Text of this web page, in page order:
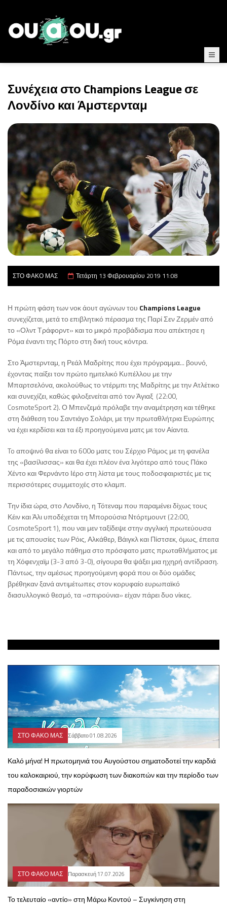
Συνέχεια στο Champions League σε
Λονδίνο και Άμστερνταμ
ΣΤΟ ΦΑΚΟ ΜΑΣ Τετάρτη 13 Φεβρουαρίου 2019 11:08
Η πρώτη φάση των νοκ άουτ αγώνων του Champions League
συνεχίζεται, μετά το επιβλητικό πέρασμα της Παρί Σεν Ζερμέν από
το «Ολντ Τράφορντ» και το μικρό προβάδισμα που απέκτησε η
Ρόμα έναντι της Πόρτο στη δική τους κόντρα.
Στο Άμστερνταμ, η Ρεάλ Μαδρίτης που έχει πρόγραμμα... βουνό,
έχοντας παίξει τον πρώτο ημιτελικό Κυπέλλου με την
Μπαρτσελόνα, ακολούθως το ντέρμπι της Μαδρίτης με την Ατλέτικο
και συνεχίζει, καθώς φιλοξενείται από τον Άγιαξ (22:00,
CosmoteSport 2). Ο Μπενζεμά πρόλαβε την αναμέτρηση και τέθηκε
στη διάθεση του Σαντιάγο Σολάρι, με την πρωταθλήτρια Ευρώπης
να έχει κερδίσει και τα έξι προηγούμενα ματς με τον Αίαντα.
To αποψινό θα είναι το 600ο ματς του Σέρχιο Ράμος με τη φανέλα
της «βασίλισσας» και θα έχει πλέον ένα λιγότερο από τους Πάκο
Χέντο και Φερνάντο Ιέρο στη λίστα με τους ποδοσφαιριστές με τις
περισσότερες συμμετοχές στο κλαμπ.
Την ίδια ώρα, στο Λονδίνο, η Τότεναμ που παραμένει δίχως τους
Κέιν και Άλι υποδέχεται τη Μπορούσια Ντόρτμουντ (22:00,
CosmoteSport 1), που ναι μεν ταξίδεψε στην αγγλική πρωτεύουσα
με τις απουσίες των Ρόις, Αλκάθερ, Βάιγκλ και Πίστσεκ, όμως, έπειτα
και από το μεγάλο πάθημα στο πρόσφατο ματς πρωταθλήματος με
τη Χόφενχαϊμ (3-3 από 3-0), σίγουρα θα ψάξει μια ηχηρή αντίδραση.
Πάντως, την αμέσως προηγούμενη φορά που οι δύο ομάδες
βρέθηκαν ξανά αντιμέτωπες στον κορυφαίο ευρωπαϊκό
διασυλλογικό θεσμό, τα «σπιρούνια» είχαν πάρει δυο νίκες.
ΣΤΟ ΦΑΚΟ ΜΑΣ Σάββατο 01.08.2026
Καλό μήνα! Η πρωτομηνιά του Αυγούστου σηματοδοτεί την καρδιά
του καλοκαιριού, την κορύφωση των διακοπών και την περίοδο των
παραδοσιακών γιορτών
ΣΤΟ ΦΑΚΟ ΜΑΣ Παρασκευή 17.07.2026
Το τελευταίο «αντίο» στη Μάρω Κοντού – Συγκίνηση στη